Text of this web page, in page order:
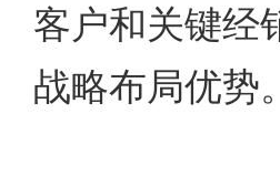
客户和关键经
战略布局优势。